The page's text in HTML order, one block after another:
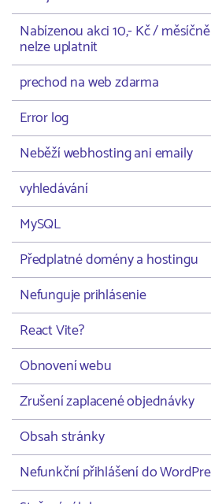
Nabízenou akci 10,- Kč /
nelze uplatnit
prechod na web zdarma
Error log
Neběží webhosting ani emaily
vyhledávání
MySQL
Předplatné domény a hostingu
Nefunguje prihlásenie
React Vite?
Obnovení webu
Zrušení zaplacené objednávky
Obsah stránky
Nefunkční přihlášení do